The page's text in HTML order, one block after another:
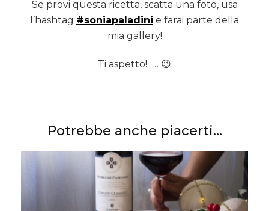
Se provi questa ricetta, scatta una foto, usa
l’hashtag #soniapaladini e farai parte della
mia gallery!
Ti aspetto! … 😉
Potrebbe anche piacerti...